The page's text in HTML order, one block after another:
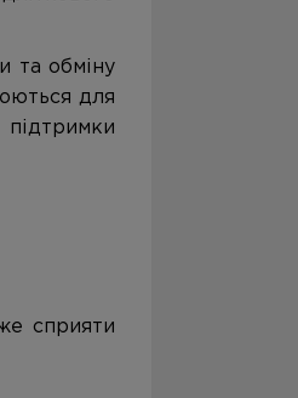
та обміну
для
сприяти